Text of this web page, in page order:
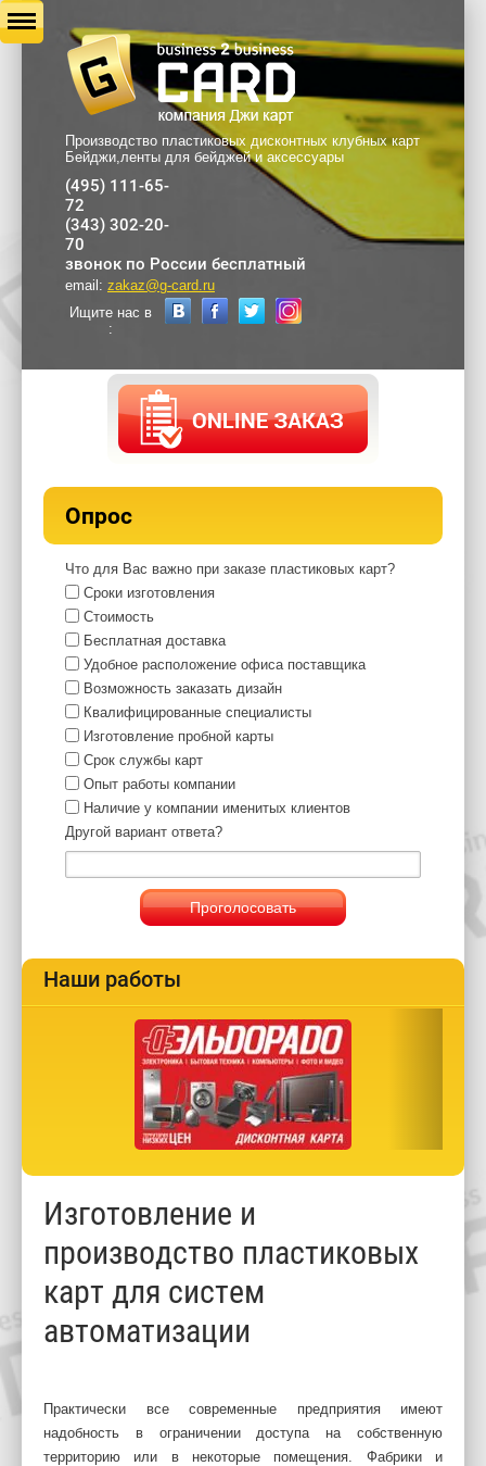
Производство пластиковых дисконтных клубных карт
Бейджи,ленты для бейджей и аксессуары
(495) 111-65-
72
(343) 302-20-
70
звонок по России бесплатный
email: zakaz@g-card.ru
Ищите нас в
:
Опрос
Что для Вас важно при заказе пластиковых карт?
Сроки изготовления
Стоимость
Бесплатная доставка
Удобное расположение офиса поставщика
Возможность заказать дизайн
Квалифицированные специалисты
Изготовление пробной карты
Срок службы карт
Опыт работы компании
Наличие у компании именитых клиентов
Другой вариант ответа?
Проголосовать
Наши работы
Изготовление и
производство пластиковых
карт для систем
автоматизации
Практически все современные предприятия имеют
надобность в ограничении доступа на собственную
территорию или в некоторые помещения. Фабрики и